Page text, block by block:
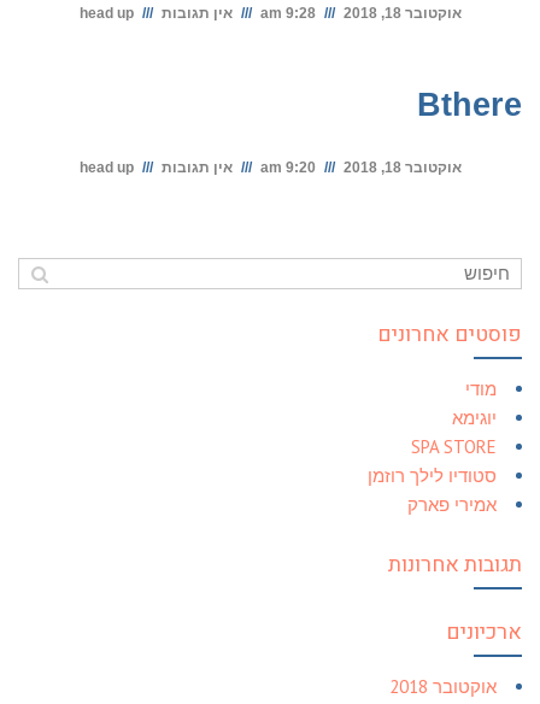
אוקטובר 18, 2018 9:28 am אין תגובות head up
Bthere
אוקטובר 18, 2018 9:20 am אין תגובות head up
פוסטים אחרונים
מודי
יוגימא
SPA STORE
סטודיו לילך רוזמן
אמירי פארק
תגובות אחרונות
ארכיונים
אוקטובר 2018